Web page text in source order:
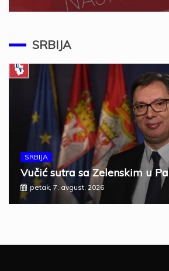
SRBIJA
SRBIJA
Vučić sutra sa Zelenskim u
petak, 7. avgust, 2026